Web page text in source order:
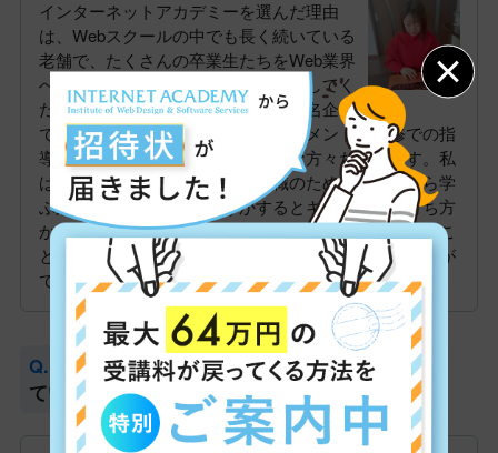
インターネットアカデミーを選んだ理由
は、Webスクールの中でも長く続いている
老舗で、たくさんの卒業生たちをWeb業界
へと輩出しているからです。指導をしてく
ださるインストラクターの方々は有名企業
でのWebサイト作りの経験やマネジメント、研修での指
導をしたことがあるなど経験豊富な方々だからです。私
は他業種からのWeb業界への転職のため基礎を一から学
ぶ必要がありました。どうかするとキーボードの打ち方
から教えてもらいたいくらいでした。どんなに小さなこ
とでもインストラクターの方々は嫌な顔一つせず理解が
できるまで何度でも教えてくださいます。
インターネット・アカデミーで受講を進め
ている感想